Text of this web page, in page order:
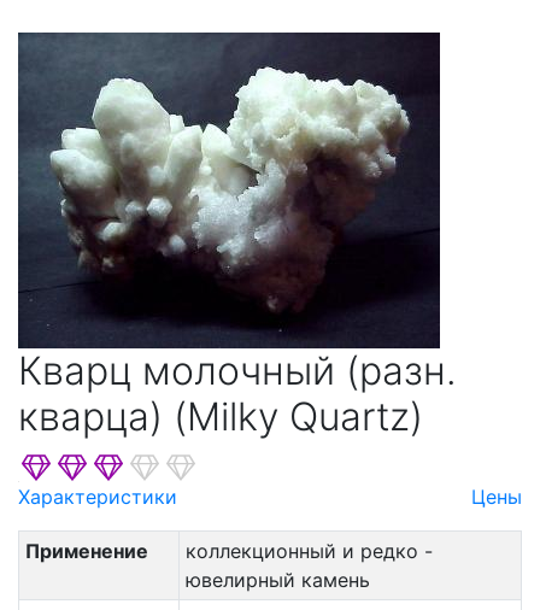
Кварц молочный (разн.
кварца) (Milky Quartz)
Характеристики Цены
Применение
коллекционный и редко -
ювелирный камень